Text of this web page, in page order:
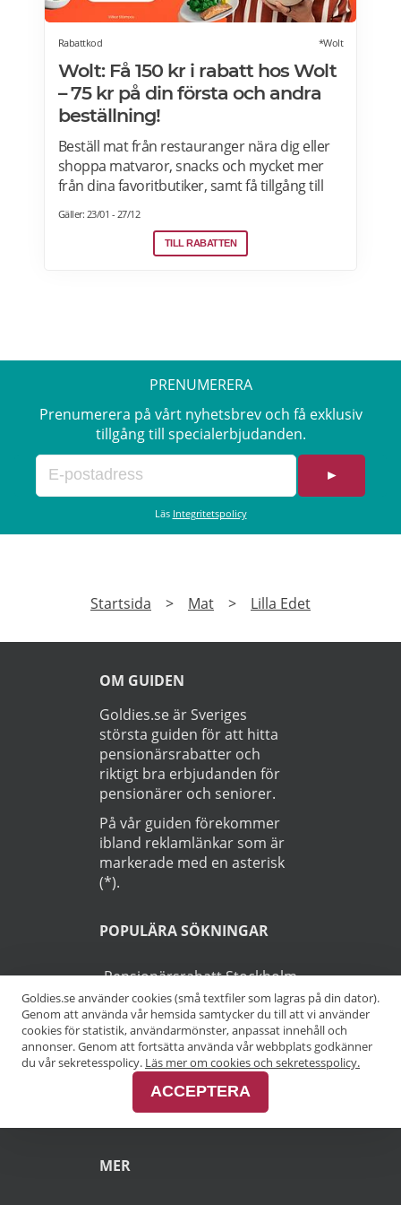
Rabattkod *Wolt
Wolt: Få 150 kr i rabatt hos Wolt
– 75 kr på din första och andra
beställning!
Beställ mat från restauranger nära dig eller
shoppa matvaror, snacks och mycket mer
från dina favoritbutiker, samt få tillgång till
Efter att du klickat på "Till rabatten" får du en
Gäller: 23/01 - 27/12
TILL RABATTEN
PRENUMERERA
Prenumerera på vårt nyhetsbrev och få exklusiv
tillgång till specialerbjudanden.
►
Läs Integritetspolicy
Startsida > Mat > Lilla Edet
OM GUIDEN
Goldies.se är Sveriges
största guiden för att hitta
pensionärsrabatter och
riktigt bra erbjudanden för
pensionärer och seniorer.
På vår guiden förekommer
ibland reklamlänkar som är
markerade med en asterisk
(*).
POPULÄRA SÖKNINGAR
Pensionärsrabatt Stockholm
Pensionärsrabatt Göteborg
Pensionärsrabatt Malmö
Pensionärsrabatt Skåne
MER
Goldies.se använder cookies (små textfiler som lagras på din dator).
Genom att använda vår hemsida samtycker du till att vi använder
cookies för statistik, användarmönster, anpassat innehåll och
annonser. Genom att fortsätta använda vår webbplats godkänner
du vår sekretesspolicy. Läs mer om cookies och sekretesspolicy.
ACCEPTERA